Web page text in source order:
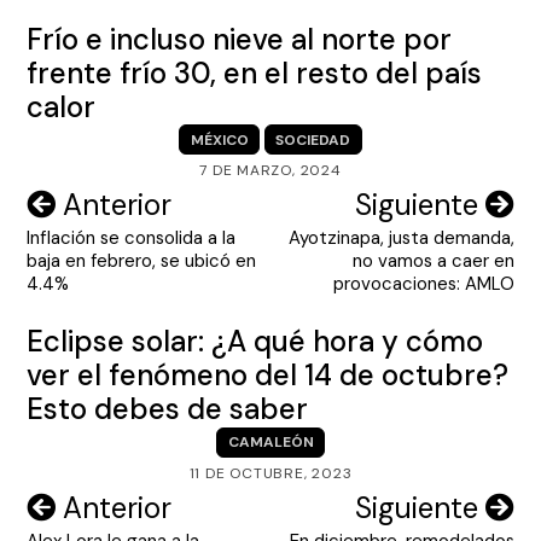
Frío e incluso nieve al norte por
frente frío 30, en el resto del país
calor
MÉXICO
SOCIEDAD
7 DE MARZO, 2024
Navegación
de
entradas
Anterior
Inflación se consolida a la
baja en febrero, se ubicó en
4.4%
Siguiente
Ayotzinapa, justa demanda,
no vamos a caer en
provocaciones: AMLO
Eclipse solar: ¿A qué hora y cómo
ver el fenómeno del 14 de octubre?
Esto debes de saber
CAMALEÓN
11 DE OCTUBRE, 2023
Navegación
Anterior Siguiente